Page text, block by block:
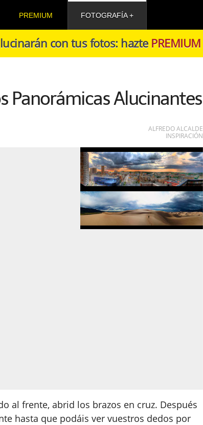
PREMIUM FOTOGRAFÍA
con tus fotos: hazte PREMIUM
Panorámicas Alucinantes
ALFREDO ALCALDE
INSPIRACIÓN
al frente, abrid los brazos en cruz. Después
hasta que podáis ver vuestros dedos por